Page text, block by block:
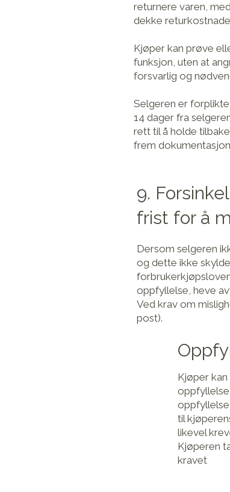
returnere varen,
dekke
Kjøper kan prøve
funksjon, uten at
forsvarlig og
Selgeren er
14 dager fra
rett til å holde
frem
9.
frist for å
Dersom selgeren
og dette ikke
oppfyllelse, heve
Ved krav om
post).
Kjøper
til
likevel
Kjøperen
kravet